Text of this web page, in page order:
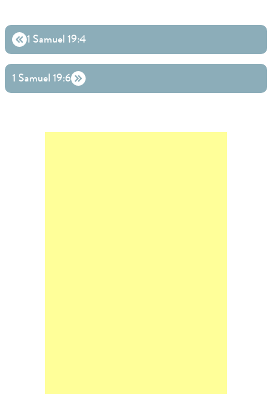
1 Samuel 19:4
1 Samuel 19:6